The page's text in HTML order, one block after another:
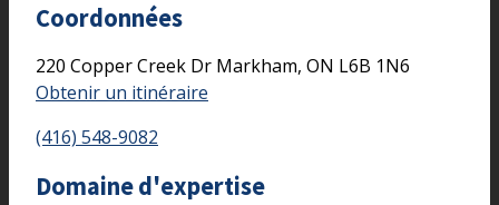
Coordonnées
220 Copper Creek Dr Markham, ON L6B 1N6
Obtenir un itinéraire
(416) 548-9082
Domaine d'expertise